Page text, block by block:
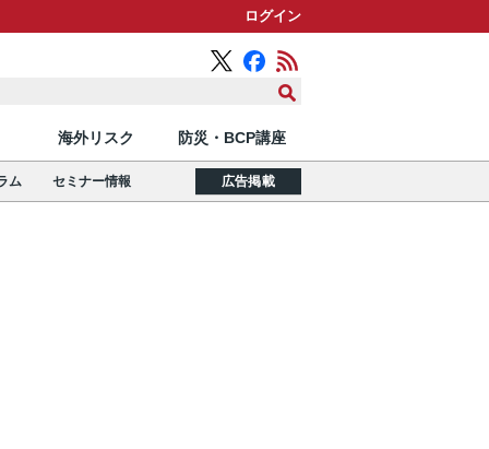
ログイン
海外リスク 防災・BCP講座
ム セミナー情報 広告掲載